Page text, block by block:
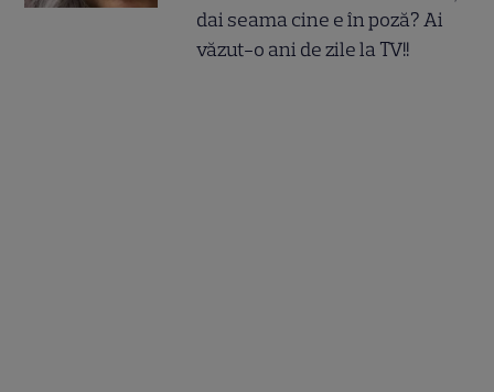
dai seama cine e în poză? Ai
văzut-o ani de zile la TV!!